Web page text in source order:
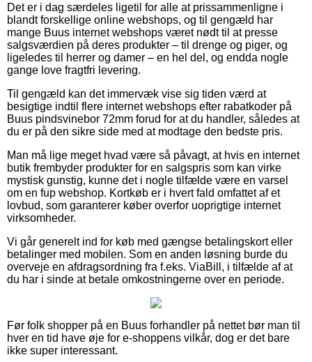
Det er i dag særdeles ligetil for alle at prissammenligne i
blandt forskellige online webshops, og til gengæld har
mange Buus internet webshops været nødt til at presse
salgsværdien på deres produkter – til drenge og piger, og
ligeledes til herrer og damer – en hel del, og endda nogle
gange love fragtfri levering.
Til gengæld kan det immervæk vise sig tiden værd at
besigtige indtil flere internet webshops efter rabatkoder på
Buus pindsvinebor 72mm forud for at du handler, således at
du er på den sikre side med at modtage den bedste pris.
Man må lige meget hvad være så påvagt, at hvis en internet
butik frembyder produkter for en salgspris som kan virke
mystisk gunstig, kunne det i nogle tilfælde være en varsel
om en fup webshop. Kortkøb er i hvert fald omfattet af et
lovbud, som garanterer køber overfor uoprigtige internet
virksomheder.
Vi går generelt ind for køb med gængse betalingskort eller
betalinger med mobilen. Som en anden løsning burde du
overveje en afdragsordning fra f.eks. ViaBill, i tilfælde af at
du har i sinde at betale omkostningerne over en periode.
Før folk shopper på en Buus forhandler på nettet bør man til
hver en tid have øje for e-shoppens vilkår, dog er det bare
ikke super interessant.